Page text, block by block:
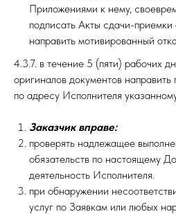
Приложениями к нему,
подписать Акты сдачи-приемки
направить мотивированный
4.3.7. в течение 5 (пяти) рабочих
оригиналов документов
по адресу Исполнителя
Заказчик вправе:
проверять надлежащее
обязательств по настоящему
деятельность Исполнителя.
при обнаружении
услуг по Заявкам или любых